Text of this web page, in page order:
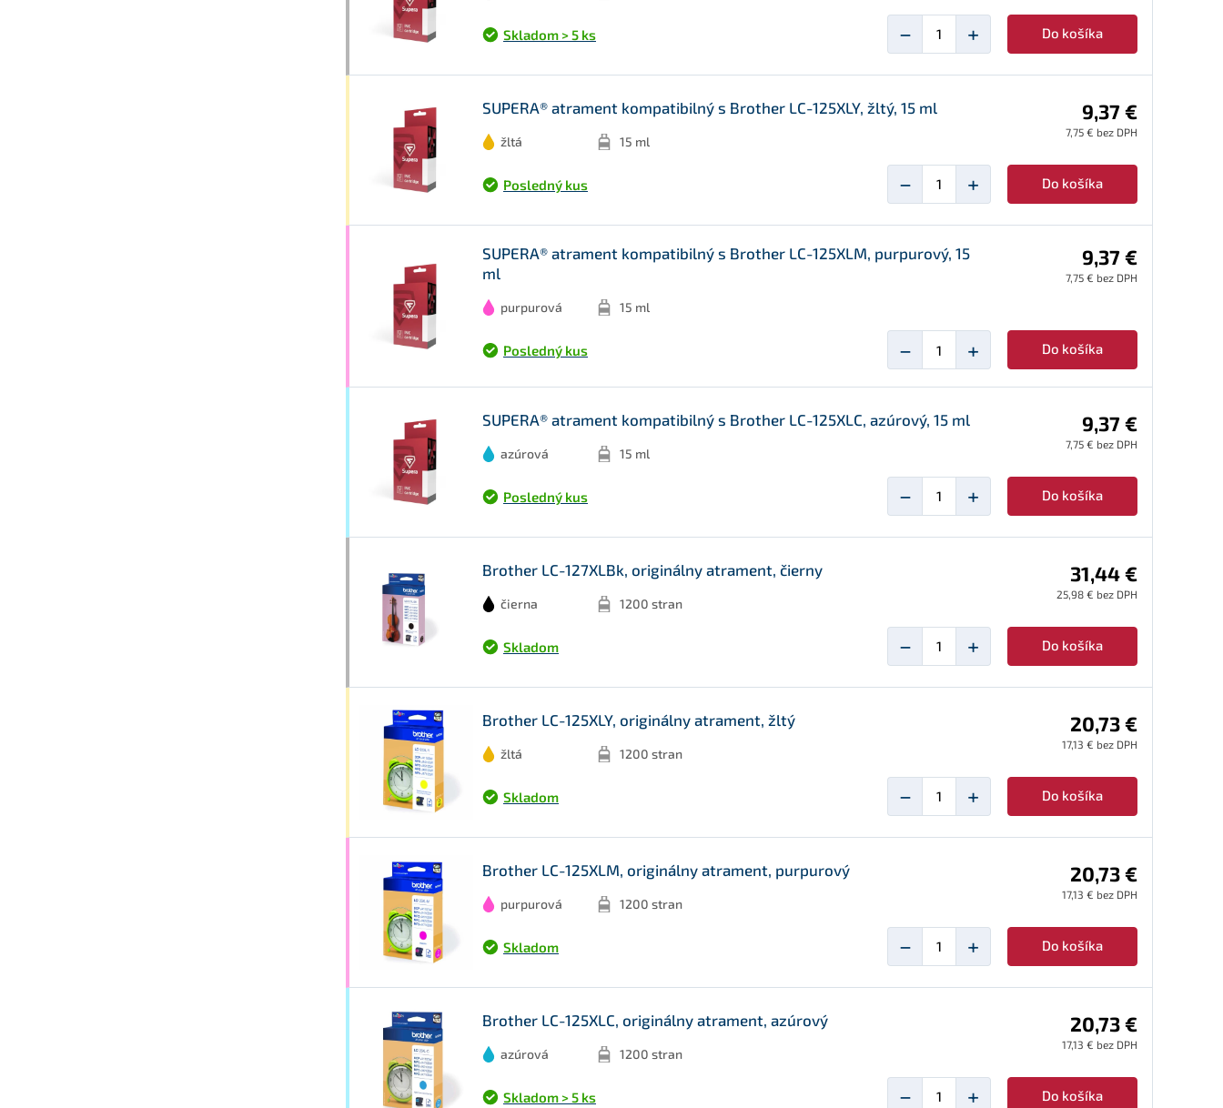
Skladom > 5 ks − + Do košíka
SUPERA® atrament kompatibilný s Brother LC-125XLY, žltý, 15 ml
žltá 15 ml
9,37 €
7,75 € bez DPH
Posledný kus − + Do košíka
SUPERA® atrament kompatibilný s Brother LC-125XLM, purpurový, 15
ml
purpurová 15 ml
9,37 €
7,75 € bez DPH
Posledný kus − + Do košíka
SUPERA® atrament kompatibilný s Brother LC-125XLC, azúrový, 15 ml
azúrová 15 ml
9,37 €
7,75 € bez DPH
Posledný kus − + Do košíka
Brother LC-127XLBk, originálny atrament, čierny
čierna 1200 stran
31,44 €
25,98 € bez DPH
Skladom − + Do košíka
Brother LC-125XLY, originálny atrament, žltý
žltá 1200 stran
20,73 €
17,13 € bez DPH
Skladom − + Do košíka
Brother LC-125XLM, originálny atrament, purpurový
purpurová 1200 stran
20,73 €
17,13 € bez DPH
Skladom − + Do košíka
Brother LC-125XLC, originálny atrament, azúrový
azúrová 1200 stran
20,73 €
17,13 € bez DPH
Skladom > 5 ks − + Do košíka